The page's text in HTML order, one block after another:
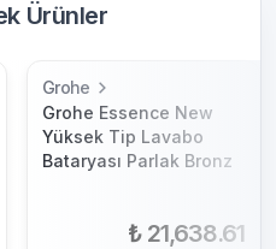
Ürünler
Grohe
Grohe Essence New
Yüksek Tip Lavabo
Bataryası Parlak Bronz
₺ 21,638.61